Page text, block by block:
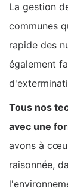
La gestion
communes
rapide des
également
Tous nos
avec une
avons à
raisonnée,